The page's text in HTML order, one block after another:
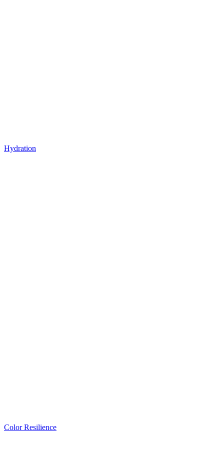
Hydration
Color Resilience